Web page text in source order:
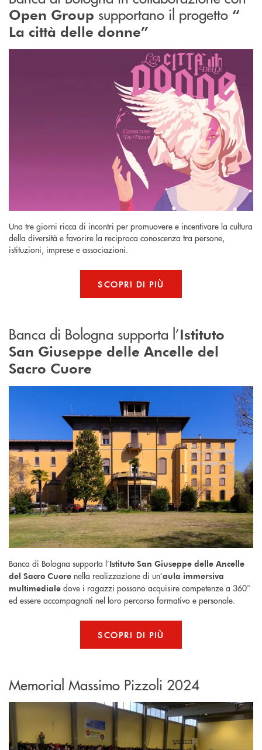
Open Groupsupportano il progetto “
La città delle donne”
Una tre giorni ricca di incontri per promuovere e incentivare la cultura
della diversità e favorire la reciproca conoscenza tra persone,
istituzioni, imprese e associazioni.
SCOPRI DI PIÙ
Banca di Bologna supporta l’Istituto
San Giuseppe delle Ancelle del
Sacro Cuore
Banca di Bologna supporta l’Istituto San Giuseppe delle Ancelle
del Sacro Cuore nella realizzazione di un’aula immersiva
multimediale dove i ragazzi possano acquisire competenze a 360°
ed essere accompagnati nel loro percorso formativo e personale.
SCOPRI DI PIÙ
Memorial Massimo Pizzoli 2024